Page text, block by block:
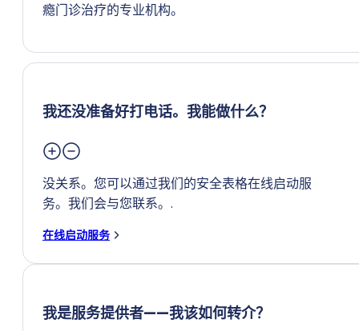
瘾门诊治疗的专业机构。
我还没准备好打电话。我能做什么？
没关系。您可以通过我们的安全表格在线启动服
务。我们会与您联系。.
在线启动服务
我是服务提供者——我该如何转介？